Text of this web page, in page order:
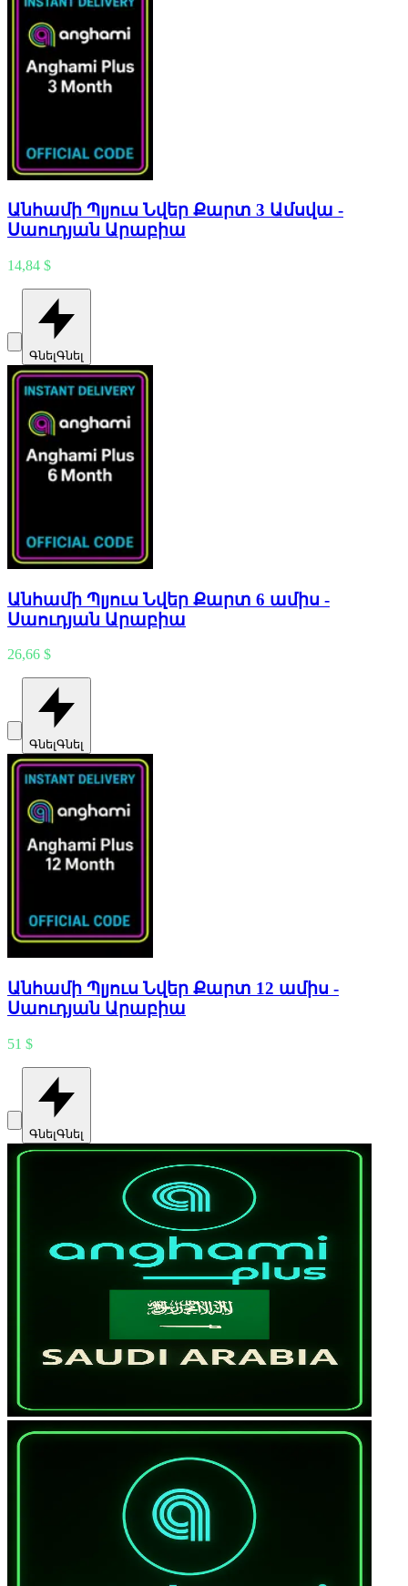
Անհամի Պլյուս Նվեր Քարտ 3 Ամսվա -
Սաուդյան Արաբիա
14,84 $
ԳնելԳնել
Անհամի Պլյուս Նվեր Քարտ 6 ամիս -
Սաուդյան Արաբիա
26,66 $
ԳնելԳնել
Անհամի Պլյուս Նվեր Քարտ 12 ամիս -
Սաուդյան Արաբիա
51 $
ԳնելԳնել